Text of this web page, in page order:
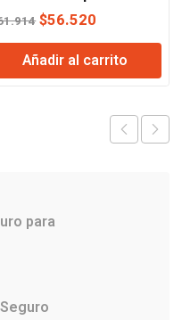
El
precio
original
era:
$56.520
precio
actual
es:
Añadir al carrito
para